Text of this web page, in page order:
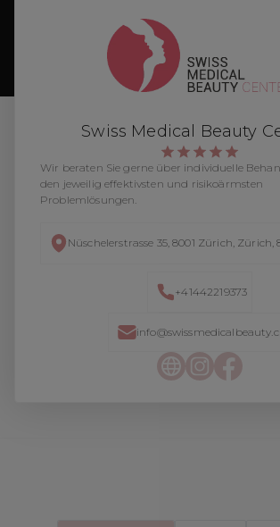
Swiss Medical Beauty
Wir beraten Sie gerne über individuelle
den jeweilig effektivsten und risikoärmsten
Problemlösungen.
Nüschelerstrasse 35, 8001 Zürich, Zürich,
+41442219373